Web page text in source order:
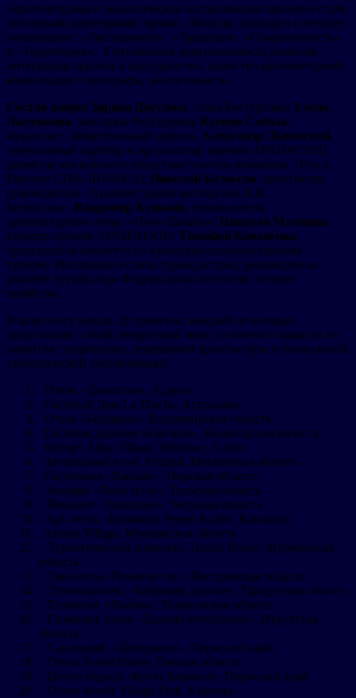
Архитектурная и экологическая составляющая проектов стали
основными критериями оценки. Конкурс проходил в четырех
номинациях: «Эксперимент», «Традиция», «Современность»
и «Территория». Учитывались оригинальность решения,
интеграция проекта в пространство, единство архитектурной
композиции и интерьера, экологичность.
Состав жюри: Зарина Догузова, глава Ростуризма; Елена
Лысенкова, замглавы Ростуризма; Ксения Собчак,
журналист, общественный деятель; Александр Львовский,
генеральный партнёр и организатор премии АРХИWOOD,
директор московского представительства компании «Росса
Ракенне СПб» (HONKA); Николай Белоусов, архитектор,
руководитель «Архитектурной мастерской Н.В.
Белоусова»; Владимир Кузьмин, руководитель
архитектурного бюро «Поле-Дизайн»; Николай Малинин,
куратор премии АРХИWOOD; Тимофей Кононенко,
председатель комитета по культурно-познавательному
туризму Российского союза туриндустрии, руководитель
рабочей группы при Федеральном агентстве лесного
хозяйства.
В шорт-лист вошли 20 проектов, каждый из которых
представляет собой интересный микс из смелого замысла по
развитию территории, деревянной архитектуры и уникальной
туристической составляющей.
Отель «Династия», Адыгея
Гостевой Дом La Datcha, Астрахань
Отель «Богдарня», Владимирская область
Гостевая деревня «Ежезеро», Вологодская область
Курорт Altay Village Teletskoe, Алтай
Загородный клуб Artiland, Московская область
Гостиница «Ямская», Тверская область
Экопарк «Ясно поле», Тульская область
Кемпинг «Завидово», Тверская область
Арт-отель «Конаково Ривер Клаб», Конаково
Aurora Village, Мурманская область
Туристический комплекс Tundra House, Мурманская
область
Эко-отель «Романов лес», Костромская область
Этнокомплекс «Бобровая долина», Удмуртская область
Глэмпинг «Холмы», Ульяновская область
Глэмпинг отель «Долина мечтателей», Иркутская
область
Санаторий «Демидково», Пермский край
Отель Forest House, Омская область
Центр отдыха «Бухта Беринга», Пермский край
Отель Sorola Village Park, Карелия